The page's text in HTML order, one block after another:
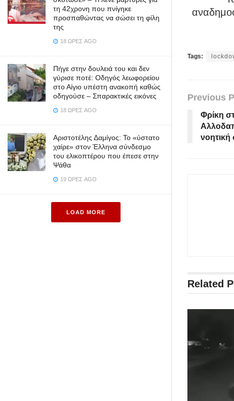
τη 42χρονη που πνίγηκε
προσπαθώντας να σώσει τη φίλη
της
18 ΏΡΕΣ AGO
Πήγε στην δουλειά του και δεν
γύρισε ποτέ: Οδηγός λεωφορείου
στο Αίγιο υπέστη ανακοπή καθώς
οδηγούσε – Σπαρακτικές εικόνες
18 ΏΡΕΣ AGO
Αριστοτέλης Δαμίγος: Το «ύστατο
χαίρε» στον Έλληνα σύνδεσμο
του ελικοπτέρου που έπεσε στην
Ψάθα
19 ΏΡΕΣ AGO
LOAD MORE
Tags:
Previous
Φρίκη
νοητική
Related